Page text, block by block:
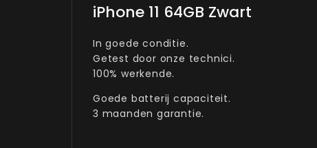
iPhone 11 64GB Zwart
In goede conditie.
Getest door onze technici.
100% werkende.
Goede batterij capaciteit.
3 maanden garantie.